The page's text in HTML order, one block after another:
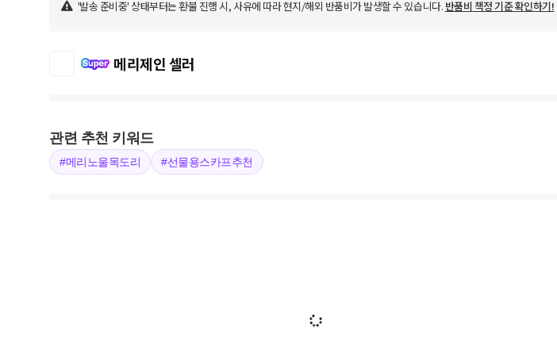
'발송 준비중' 상태부터는 환불 진행 시, 사유에 따라 현지/해외 반품비가 발생할 수 있습니다. 반품비 책정 기준 확인하기!
메리제인 셀러
관련 추천 키워드
#메리노울목도리 #선물용스카프추천